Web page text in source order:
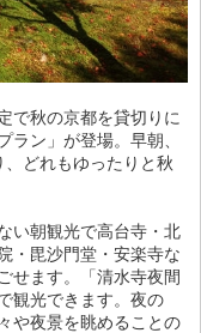
で秋の京都を貸切りに
ラン」が登場。早朝、
どれもゆったりと秋
い朝観光で高台寺・北
・毘沙門堂・安楽寺な
せます。「清水寺夜間
観光できます。夜の
や夜景を眺めることの